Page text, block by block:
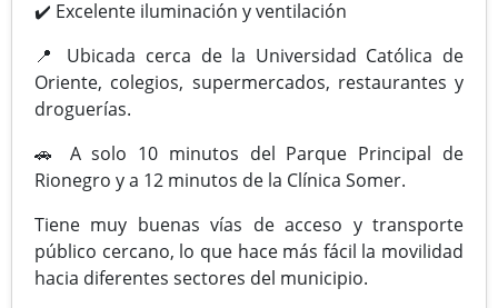
✔️ Excelente iluminación y ventilación
📍 Ubicada cerca de la Universidad Católica de
Oriente, colegios, supermercados, restaurantes y
droguerías.
🚗 A solo 10 minutos del Parque Principal de
Rionegro y a 12 minutos de la Clínica Somer.
Tiene muy buenas vías de acceso y transporte
público cercano, lo que hace más fácil la movilidad
hacia diferentes sectores del municipio.